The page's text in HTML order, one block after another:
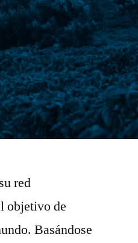
red
objetivo de
Basándose